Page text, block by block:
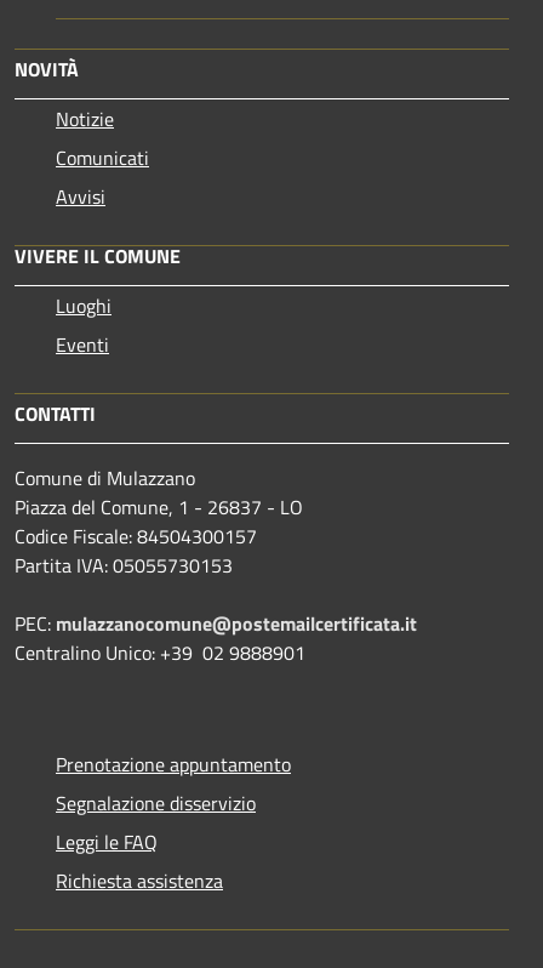
NOVITÀ
Notizie
Comunicati
Avvisi
VIVERE IL COMUNE
Luoghi
Eventi
CONTATTI
Comune di Mulazzano
Piazza del Comune, 1 - 26837 - LO
Codice Fiscale: 84504300157
Partita IVA: 05055730153
PEC: mulazzanocomune@postemailcertificata.it
Centralino Unico: +39 02 9888901
Prenotazione appuntamento
Segnalazione disservizio
Leggi le FAQ
Richiesta assistenza